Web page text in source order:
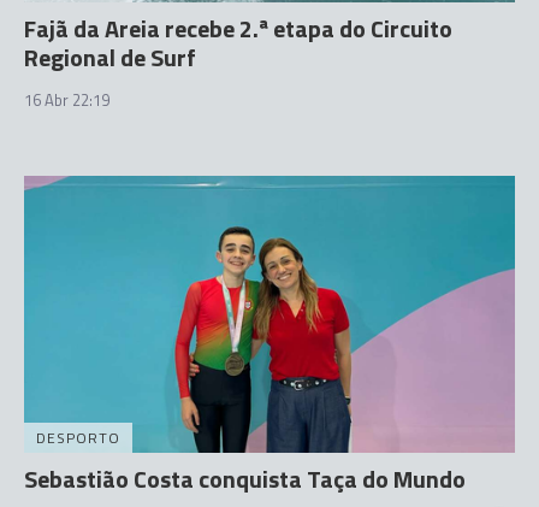
Fajã da Areia recebe 2.ª etapa do Circuito
Regional de Surf
16 Abr 22:19
DESPORTO
Sebastião Costa conquista Taça do Mundo